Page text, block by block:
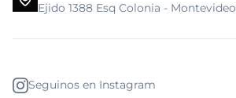
Ejido 1388 Esq Colonia - Montevideo
Seguinos en Instagram